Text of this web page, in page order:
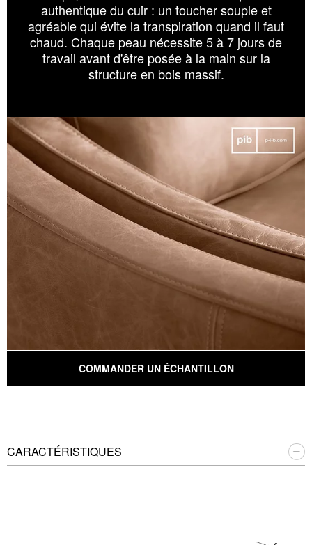
authentique du cuir : un toucher souple et
agréable qui évite la transpiration quand il faut
chaud. Chaque peau nécessite 5 à 7 jours de
travail avant d'être posée à la main sur la
structure en bois massif.
COMMANDER UN ÉCHANTILLON
CARACTÉRISTIQUES